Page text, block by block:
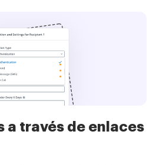
a través de enlaces